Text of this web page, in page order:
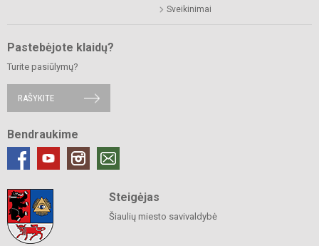
Sveikinimai
Pastebėjote klaidų?
Turite pasiūlymų?
RAŠYKITE
Bendraukime
Steigėjas
Šiaulių miesto savivaldybė